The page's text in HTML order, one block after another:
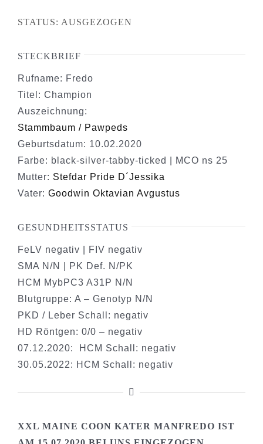
STATUS: AUSGEZOGEN
STECKBRIEF
Rufname: Fredo
Titel: Champion
Auszeichnung:
Stammbaum / Pawpeds
Geburtsdatum: 10.02.2020
Farbe: black-silver-tabby-ticked | MCO ns 25
Mutter: Stefdar Pride D´Jessika
Vater: Goodwin Oktavian Avgustus
GESUNDHEITSSTATUS
FeLV negativ | FIV negativ
SMA N/N | PK Def. N/PK
HCM MybPC3 A31P N/N
Blutgruppe: A – Genotyp N/N
PKD / Leber Schall: negativ
HD Röntgen: 0/0 – negativ
07.12.2020: HCM Schall: negativ
30.05.2022: HCM Schall: negativ
XXL MAINE COON KATER MANFREDO IST